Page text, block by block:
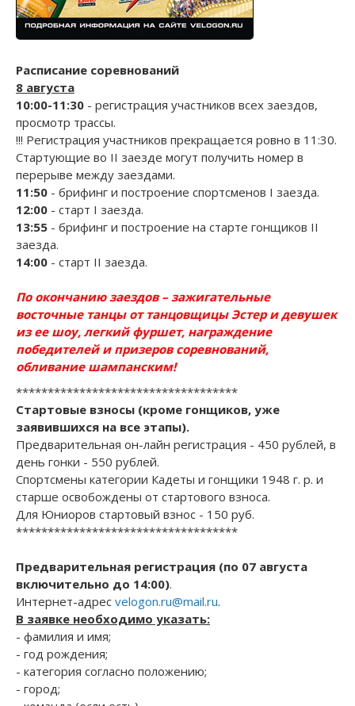
Расписание соревнований
8 августа
10:00-11:30 - регистрация участников всех заездов,
просмотр трассы.
!!! Регистрация участников прекращается ровно в 11:30.
Стартующие во II заезде могут получить номер в
перерыве между заездами.
11:50 - брифинг и построение спортсменов I заезда.
12:00 - старт I заезда.
13:55 - брифинг и построение на старте гонщиков II
заезда.
14:00 - старт II заезда.
По окончанию заездов – зажигательные
восточные танцы от танцовщицы Эстер и девушек
из ее шоу, легкий фуршет, награждение
победителей и призеров соревнований,
обливание шампанским!
***********************************
Стартовые взносы (кроме гонщиков, уже
заявившихся на все этапы).
Предварительная он-лайн регистрация - 450 рублей, в
день гонки - 550 рублей.
Спортсмены категории Кадеты и гонщики 1948 г. р. и
старше освобождены от стартового взноса.
Для Юниоров стартовый взнос - 150 руб.
***********************************
Предварительная регистрация (по 07 августа
включительно до 14:00).
Интернет-адрес velogon.ru@mail.ru.
В заявке необходимо указать:
- фамилия и имя;
- год рождения;
- категория согласно положению;
- город;